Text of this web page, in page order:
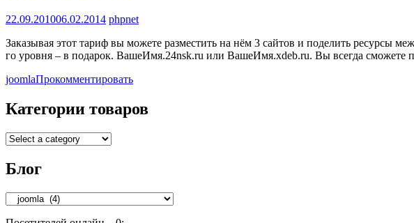
22.09.201006.02.2014 phpnet
Заказывая этот тариф вы можете разместить на нём 3 сайтов и поделить ресурсы
го уровня – в подарок. ВашеИмя.24nsk.ru или ВашеИмя.xdeb.ru. Вы всегда сможете
joomlaПрокомментировать
Категории товаров
Блог
Блог